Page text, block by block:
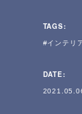
TAGS:
インテリ
DATE: